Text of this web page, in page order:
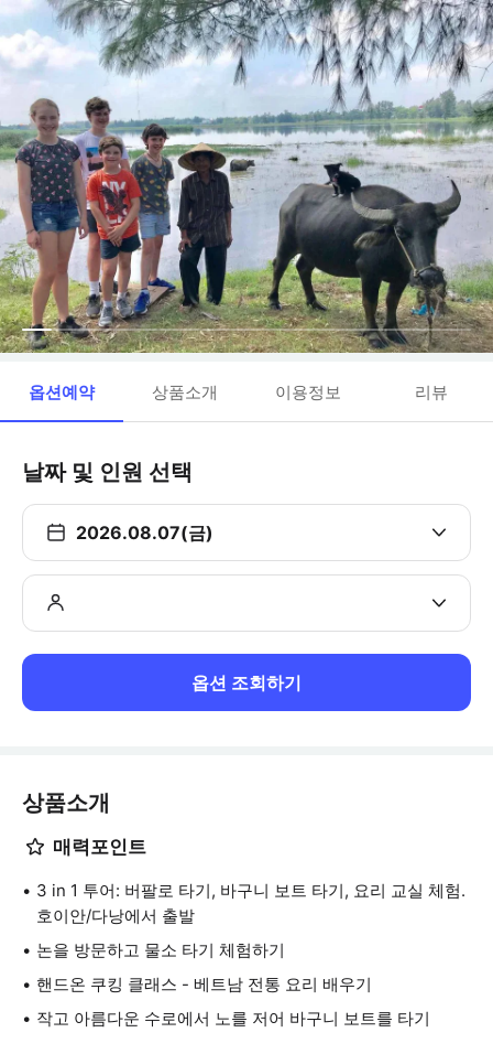
옵션예약 상품소개 이용정보 리뷰
날짜 및 인원 선택
2026.08.07(금)
옵션 조회하기
상품소개
매력포인트
3 in 1 투어: 버팔로 타기, 바구니 보트 타기, 요리 교실 체험.
호이안/다낭에서 출발
논을 방문하고 물소 타기 체험하기
핸드온 쿠킹 클래스 - 베트남 전통 요리 배우기
작고 아름다운 수로에서 노를 저어 바구니 보트를 타기